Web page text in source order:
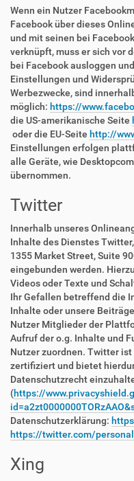
Wenn ein Nutzer
Facebook über dieses
und mit seinen bei
verknüpft, muss er sich vor
bei Facebook ausloggen
Einstellungen und
Werbezwecke, sind
möglich: https://
die US-amerikanische Seite
oder die EU-Seite http://
Einstellungen erfolgen
alle Geräte, wie
übernommen.
Twitter
Innerhalb unseres
Inhalte des Dienstes
1355 Market Street, Suite
eingebunden werden.
Videos oder Texte und
Ihr Gefallen betreffend die
Inhalte oder unsere
Nutzer Mitglieder der
Aufruf der o.g. Inhalte und
Nutzer zuordnen. Twitter
zertifiziert und bietet
Datenschutzrecht
(https://
Datenschutzerklärung:
https://twitter.com/
Xing